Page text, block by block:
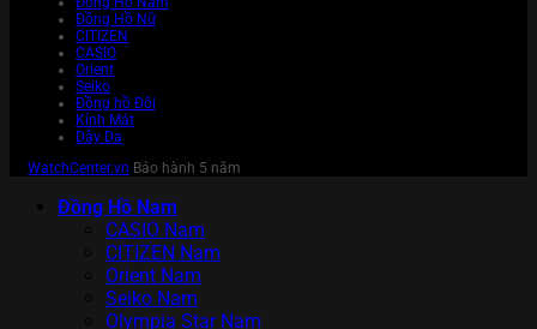
Đồng Hồ Nữ
CITIZEN
CASIO
Orient
Seiko
Đồng hồ Đôi
Kính Mát
Dây Da
WatchCenter.vn Bảo hành 5 năm
Đồng Hồ Nam
CASIO Nam
CITIZEN Nam
Orient Nam
Seiko Nam
Olympia Star Nam